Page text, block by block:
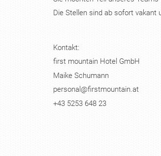
Die Stellen sind ab sofort vakant
Kontakt:
first mountain Hotel GmbH
Maike Schumann
personal@firstmountain.at
+43 5253 648 23